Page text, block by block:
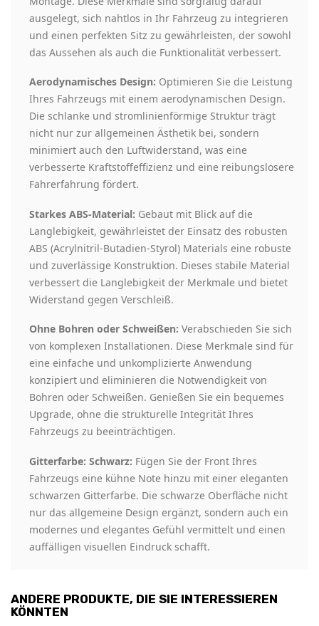
ausgelegt, sich nahtlos in Ihr Fahrzeug zu integrieren
und einen perfekten Sitz zu gewährleisten, der sowohl
das Aussehen als auch die Funktionalität verbessert.
Aerodynamisches Design: Optimieren Sie die Leistung
Ihres Fahrzeugs mit einem aerodynamischen Design.
Die schlanke und stromlinienförmige Struktur trägt
nicht nur zur allgemeinen Ästhetik bei, sondern
minimiert auch den Luftwiderstand, was eine
verbesserte Kraftstoffeffizienz und eine reibungslosere
Fahrerfahrung fördert.
Starkes ABS-Material: Gebaut mit Blick auf die
Langlebigkeit, gewährleistet der Einsatz des robusten
ABS (Acrylnitril-Butadien-Styrol) Materials eine robuste
und zuverlässige Konstruktion. Dieses stabile Material
verbessert die Langlebigkeit der Merkmale und bietet
Widerstand gegen Verschleiß.
Ohne Bohren oder Schweißen: Verabschieden Sie sich
von komplexen Installationen. Diese Merkmale sind für
eine einfache und unkomplizierte Anwendung
konzipiert und eliminieren die Notwendigkeit von
Bohren oder Schweißen. Genießen Sie ein bequemes
Upgrade, ohne die strukturelle Integrität Ihres
Fahrzeugs zu beeinträchtigen.
Gitterfarbe: Schwarz: Fügen Sie der Front Ihres
Fahrzeugs eine kühne Note hinzu mit einer eleganten
schwarzen Gitterfarbe. Die schwarze Oberfläche nicht
nur das allgemeine Design ergänzt, sondern auch ein
modernes und elegantes Gefühl vermittelt und einen
auffälligen visuellen Eindruck schafft.
ANDERE PRODUKTE, DIE SIE INTERESSIEREN
KÖNNTEN